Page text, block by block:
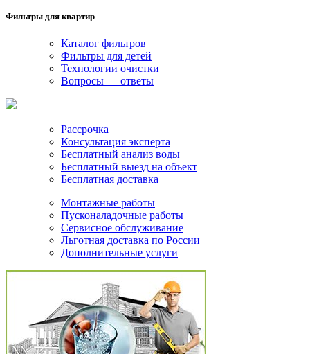
Фильтры для квартир
Каталог фильтров
Фильтры для детей
Технологии очистки
Вопросы — ответы
Рассрочка
Консультация эксперта
Бесплатный анализ воды
Бесплатный выезд на объект
Бесплатная доставка
Монтажные работы
Пусконаладочные работы
Сервисное обслуживание
Льготная доставка по России
Дополнительные услуги